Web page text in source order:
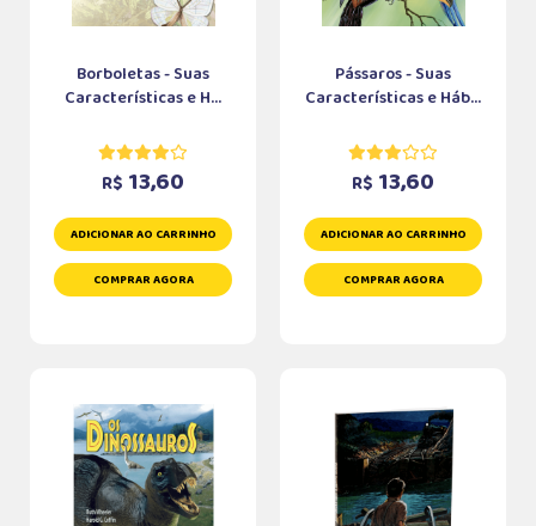
Borboletas - Suas
Características e H...
R$ 13,60
ADICIONAR AO CARRINHO
COMPRAR AGORA
Pássaros - Suas
Características e Háb...
R$ 13,60
ADICIONAR AO CARRINHO
COMPRAR AGORA